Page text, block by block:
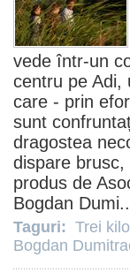
vede într-un
centru pe Adi,
care - prin
sunt
dragostea
dispare
produs de
Bogdan Dumi
Taguri: Trei
Bogdan